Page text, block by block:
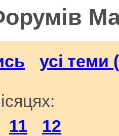
усі теми
11
12